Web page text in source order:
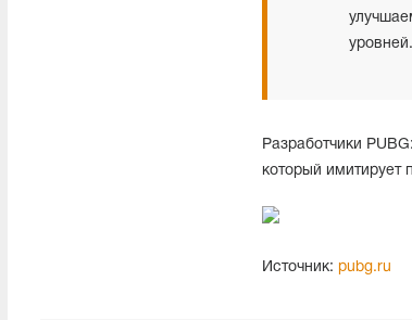
уровней.
Разработчики
который имитирует
Источник: pubg.ru